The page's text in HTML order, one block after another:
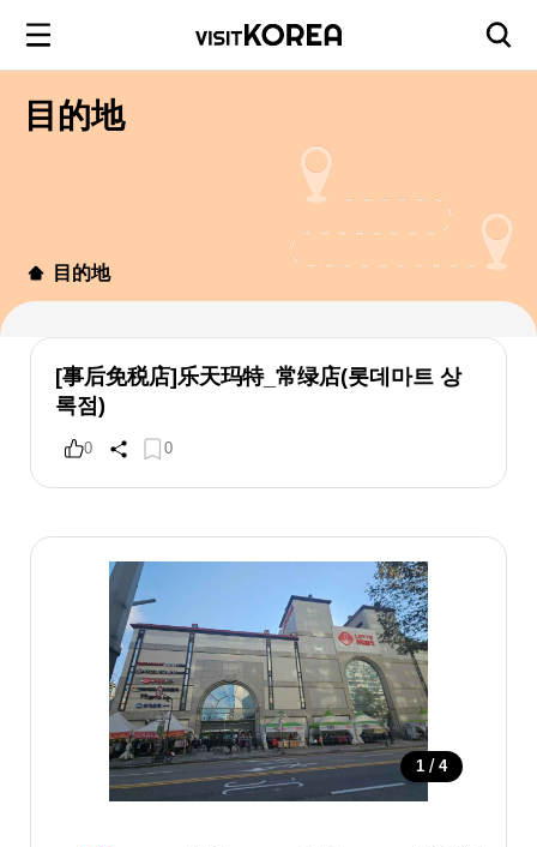
目的地
目的地
[事后免税店]乐天玛特_常绿店(롯데마트 상
록점)
0 0
1 / 4